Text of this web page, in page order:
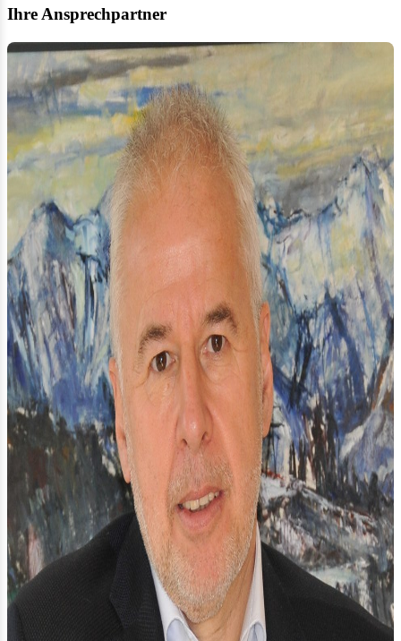
Ihre Ansprechpartner